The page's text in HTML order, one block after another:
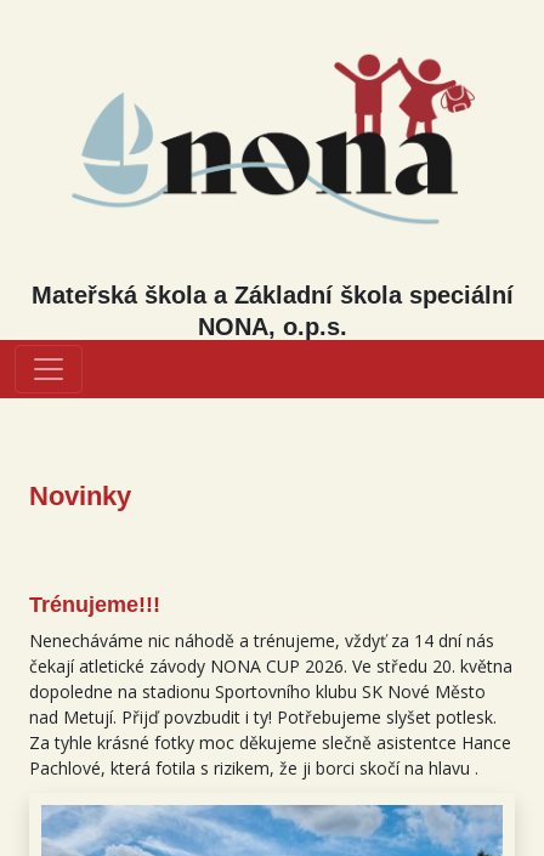
Mateřská škola a Základní škola speciální
NONA, o.p.s.
Novinky
Trénujeme!!!
Nenecháváme nic náhodě a trénujeme, vždyť za 14 dní nás
čekají atletické závody NONA CUP 2026. Ve středu 20. května
dopoledne na stadionu Sportovního klubu SK Nové Město
nad Metují. Přijď povzbudit i ty! Potřebujeme slyšet potlesk.
Za tyhle krásné fotky moc děkujeme slečně asistentce Hance
Pachlové, která fotila s rizikem, že ji borci skočí na hlavu .